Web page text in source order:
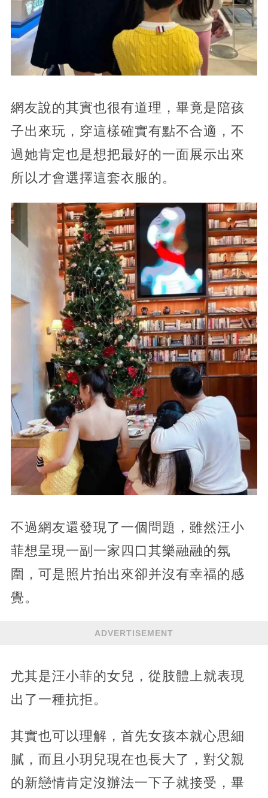
網友說的其實也很有道理，畢竟是陪孩
子出來玩，穿這樣確實有點不合適，不
過她肯定也是想把最好的一面展示出來
所以才會選擇這套衣服的。
不過網友還發現了一個問題，雖然汪小
菲想呈現一副一家四口其樂融融的氛
圍，可是照片拍出來卻并沒有幸福的感
覺。
ADVERTISEMENT
尤其是汪小菲的女兒，從肢體上就表現
出了一種抗拒。
其實也可以理解，首先女孩本就心思細
膩，而且小玥兒現在也長大了，對父親
的新戀情肯定沒辦法一下子就接受，畢